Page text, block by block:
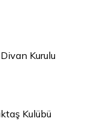
Kurulu
Kulübü